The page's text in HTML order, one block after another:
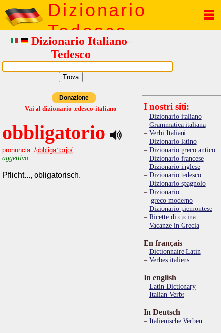
Dizionario
Tedesco
Dizionario Italiano-
Tedesco
Donazione
Vai al dizionario tedesco-italiano
obbligatorio
pronuncia: /obbligaˈtɔrjo/
aggettivo
Pflicht..., obligatorisch.
I nostri siti:
Dizionario italiano
Grammatica italiana
Verbi Italiani
Dizionario latino
Dizionario greco antico
Dizionario francese
Dizionario inglese
Dizionario tedesco
Dizionario spagnolo
Dizionario
greco moderno
Dizionario piemontese
Ricette di cucina
Vacanze in Grecia
En français
Dictionnaire Latin
Verbes italiens
In english
Latin Dictionary
Italian Verbs
In Deutsch
Italienische Verben